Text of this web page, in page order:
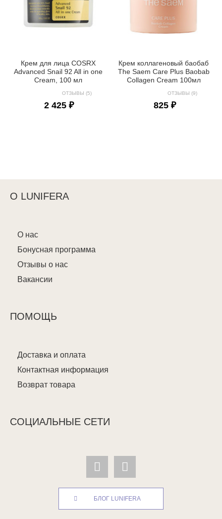
Крем для лица COSRX
Advanced Snail 92 All in one
Cream, 100 мл
ОТЗЫВЫ (5)
2 425 ₽
Крем коллагеновый баобаб
The Saem Care Plus Baobab
Collagen Cream 100мл
ОТЗЫВЫ (9)
825 ₽
О LUNIFERA
О нас
Бонусная программа
Отзывы о нас
Вакансии
ПОМОЩЬ
Доставка и оплата
Контактная информация
Возврат товара
СОЦИАЛЬНЫЕ СЕТИ
БЛОГ LUNIFERA